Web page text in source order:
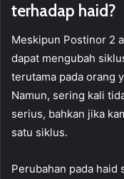
terhadap haid?
Meskipun Postinor 2
dapat mengubah
terutama pada orang
Namun, sering kali
serius, bahkan jika
satu siklus.
Perubahan pada haid